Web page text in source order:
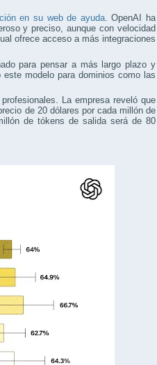
en su web de ayuda. OpenAI ha
y preciso, aunque con velocidad
ofrece acceso a más integraciones
para pensar a más largo plazo y
modelo para dominios como las
La empresa reveló que
de 20 dólares por cada millón de
de tókens de salida será de 80